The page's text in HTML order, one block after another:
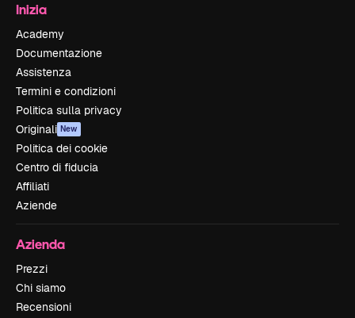
Inizia
Academy
Documentazione
Assistenza
Termini e condizioni
Politica sulla privacy
Originali New
Politica dei cookie
Centro di fiducia
Affiliati
Aziende
Azienda
Prezzi
Chi siamo
Recensioni